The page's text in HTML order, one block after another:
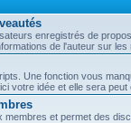
enregistrés de
de l'auteur sur les
Une fonction vous
votre idée et elle sera
et permet des